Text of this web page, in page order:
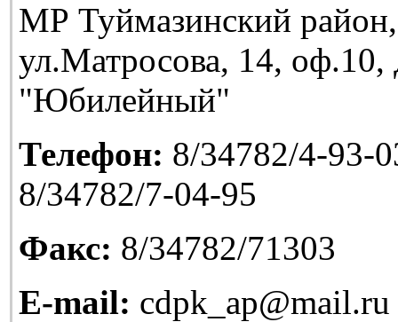
МР Туймазинский
ул.Матросова, 14,
"Юбилейный"
Телефон: 8/34782/4-93-
8/34782/7-04-95
Факс: 8/34782/71303
E-mail: cdpk_ap@mail.ru